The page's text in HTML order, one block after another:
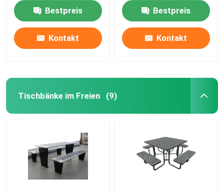
Bestpreis
Kontakt
Bestpreis
Kontakt
Tischbänke im Freien (9)